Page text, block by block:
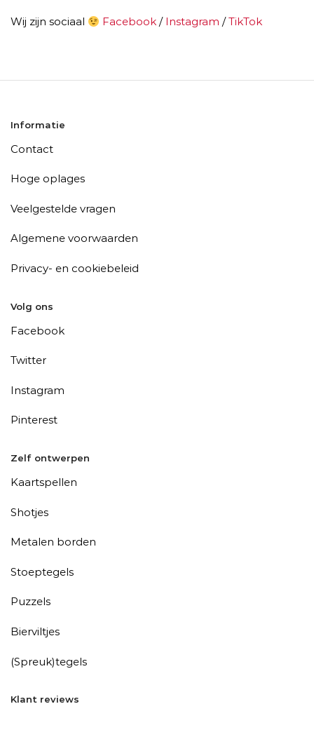
Wij zijn sociaal Facebook / Instagram /TikTok
Informatie
Contact
Hoge oplages
Veelgestelde vragen
Algemene voorwaarden
Privacy- en cookiebeleid
Volg ons
Facebook
Twitter
Instagram
Pinterest
Zelf ontwerpen
Kaartspellen
Shotjes
Metalen borden
Stoeptegels
Puzzels
Bierviltjes
(Spreuk)tegels
Klant reviews